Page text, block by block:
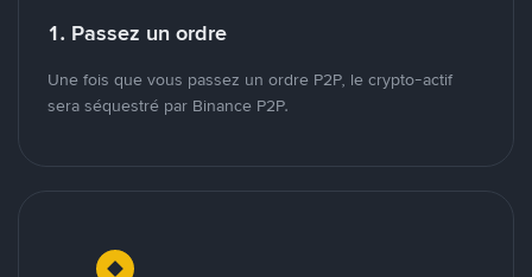
1. Passez un ordre
Une fois que vous passez un ordre P2P, le crypto-actif
sera séquestré par Binance P2P.